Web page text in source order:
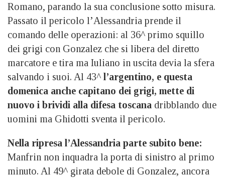
Romano, parando la sua conclusione sotto misura.
Passato il pericolo l’Alessandria prende il
comando delle operazioni: al 36^ primo squillo
dei grigi con Gonzalez che si libera del diretto
marcatore e tira ma Iuliano in uscita devia la sfera
salvando i suoi. Al 43^ l’argentino, e questa
domenica anche capitano dei grigi, mette di
nuovo i brividi alla difesa toscana dribblando due
uomini ma Ghidotti sventa il pericolo.
Nella ripresa l’Alessandria parte subito bene:
Manfrin non inquadra la porta di sinistro al primo
minuto. Al 49^ girata debole di Gonzalez, ancora